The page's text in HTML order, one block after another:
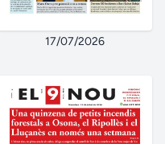
17/07/2026